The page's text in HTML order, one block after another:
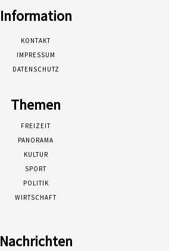
Information
KONTAKT
IMPRESSUM
DATENSCHUTZ
Themen
FREIZEIT
PANORAMA
KULTUR
SPORT
POLITIK
WIRTSCHAFT
Nachrichten